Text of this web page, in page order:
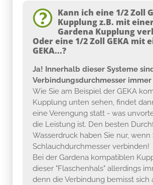
Kann ich eine 1/2 Zoll
Kupplung z.B. mit
Gardena Kupplung
Oder eine 1/2 Zoll GEKA mit
GEKA...?
Ja! Innerhalb dieser Systeme
Verbindungsdurchmesser
Wie Sie am Beispiel der GEKA
Kupplung unten sehen, findet
eine Verengung statt - was
die Leistung ist. Den besten
Wasserdruck haben Sie nur, wenn
Schlauchdurchmesser verbinden!
Bei der Gardena kompatiblen
dieser "Flaschenhals" allerdings
denn die Verbindung bemisst sich